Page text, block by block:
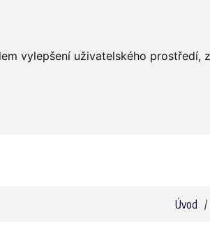
vylepšení uživatelského prostředí,
Úvod